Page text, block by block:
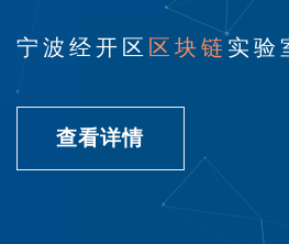
宁波经开区 区块链 实验
查看详情